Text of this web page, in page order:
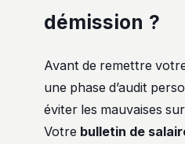
démission ?
Avant de remettre
une phase d’audit
éviter les mauvaises
Votre bulletin de